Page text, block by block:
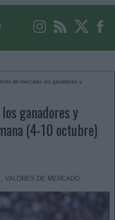
de mercado: los ganadores y
ganadores y
(4-10 octubre)
, VALORES DE MERCADO